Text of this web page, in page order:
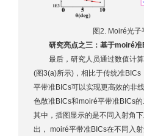
图2. Moiré光子
研究亮点之三：基于moiré
最后，研究人员通过数值计
(图3(a)所示)，相比于传统准
平带准BICs可以实现更高效的非
色散准BICs和moiré平带准BICs的
其中，插图显示的是不同入射角
出， moiré平带准BICs在不同入